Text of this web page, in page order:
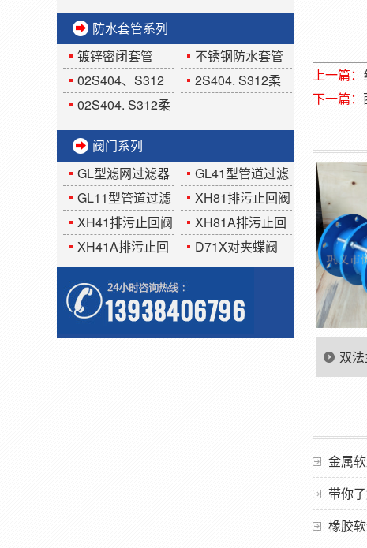
胶风道补偿器
防水套管系列
镀锌密闭套管
不锈钢防水套管
02S404、S312
刚性防水套管
2S404. S312柔
02S404. S312柔
性防水套管
阀门系列
GL型滤网过滤器
GL41型管道过滤
器
GL11型管道过滤
器
XH81排污止回阀
XH41排污止回阀
XH81A排污止回
阀
XH41A排污止回
阀
D71X对夹蝶阀
上一篇：
下一篇：
双
金属
带你
橡胶